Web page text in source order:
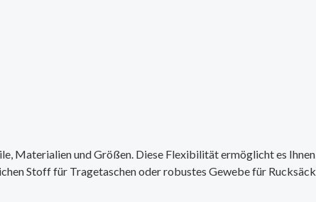
Materialien und Größen. Diese Flexibilität ermöglicht es
Stoff für Tragetaschen oder robustes Gewebe für